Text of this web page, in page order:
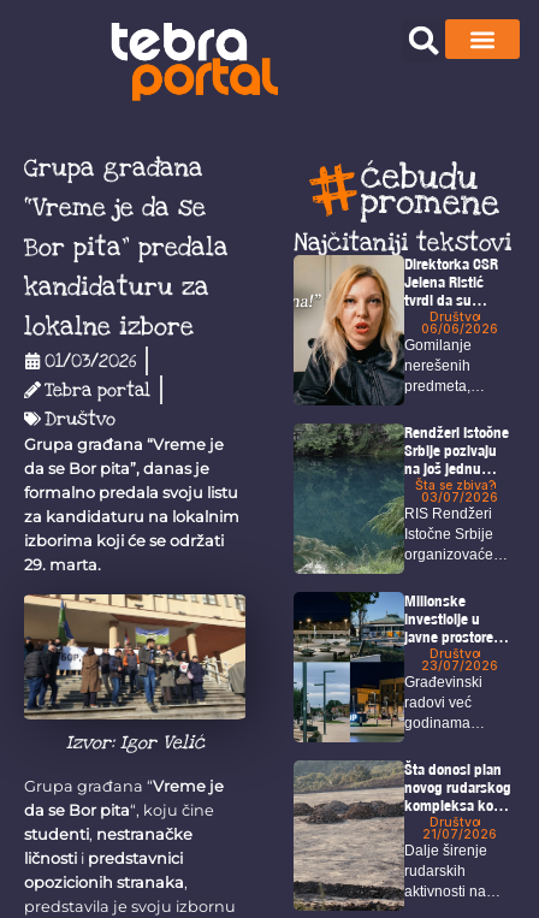
Grupa građana
“Vreme je da se
Bor pita” predala
kandidaturu za
lokalne izbore
01/03/2026
Tebra portal
Društvo
Grupa građana “Vreme je
da se Bor pita”, danas je
formalno predala svoju listu
za kandidaturu na lokalnim
izborima koji će se održati
29. marta.
Izvor: Igor Velić
Grupa građana “Vreme je
da se Bor pita“, koju čine
studenti, nestranačke
ličnosti i predstavnici
opozicionih stranaka,
predstavila je svoju izbornu
Najčitaniji tekstovi
Direktorka CSR
Jelena Ristić
tvrdi da su
navodi o čekanju
rešenja za isplatu
neistiniti –
Održan protest
ispred CSR
Društvo
06/06/2026
Gomilanje
nerešenih
predmeta,
kašnjenje isplata
za porodilje,
onkološke
bolesnike...
Rendžeri Istočne
Srbije pozivaju
na još jednu
akciju odbrane
Homolja
Šta se zbiva?
03/07/2026
RIS Rendžeri
Istočne Srbije
organizovaće
sloganom “Da
vratimo...
Milionske
investicije u
javne prostore
koje Borani jedva
koriste
Društvo
23/07/2026
Građevinski
radovi već
godinama
prepoznatljivu
sliku Bora, a
među...
Šta donosi plan
novog rudarskog
kompleksa kod
Bora i Zaječara?
Društvo
21/07/2026
Dalje širenje
rudarskih
aktivnosti na